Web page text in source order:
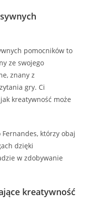
pomocników to
ze swojego
znany z
gry. Ci
kreatywność może
którzy obaj
dzięki
w zdobywanie
kreatywność